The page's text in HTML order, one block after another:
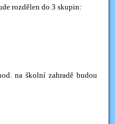
rozdělen do 3 skupin:
na školní zahradě budou